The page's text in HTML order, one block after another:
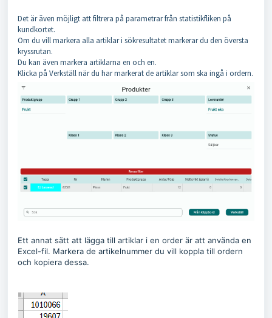
Det är även möjligt att filtrera på parametrar från statistikfliken på
kundkortet.
Om du vill markera alla artiklar i sökresultatet markerar du den översta
kryssrutan.
Du kan även markera artiklarna en och en.
Klicka på Verkställ när du har markerat de artiklar som ska ingå i ordern.
Ett annat sätt att lägga till artiklar i en order är att använda en
Excel-fil. Markera de artikelnummer du vill koppla till ordern
och kopiera dessa.